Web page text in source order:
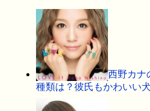
西野カナ
種類は？彼氏もかわいい